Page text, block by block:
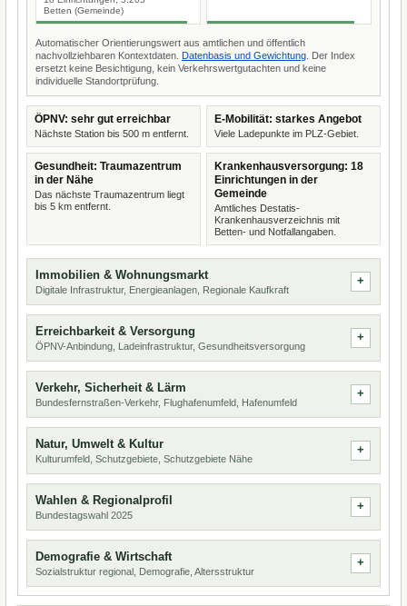
Betten (Gemeinde)
Automatischer Orientierungswert aus amtlichen und öffentlich
nachvollziehbaren Kontextdaten. Datenbasis und Gewichtung . Der Index
ersetzt keine Besichtigung, kein Verkehrswertgutachten und keine
individuelle Standortprüfung.
ÖPNV: sehr gut erreichbar
Nächste Station bis 500 m entfernt.
E-Mobilität: starkes Angebot
Viele Ladepunkte im PLZ-Gebiet.
Gesundheit: Traumazentrum
in der Nähe
Das nächste Traumazentrum liegt
bis 5 km entfernt.
Krankenhausversorgung: 18
Einrichtungen in der
Gemeinde
Amtliches Destatis-
Krankenhausverzeichnis mit
Betten- und Notfallangaben.
Immobilien & Wohnungsmarkt
Digitale Infrastruktur, Energieanlagen, Regionale Kaufkraft
Erreichbarkeit & Versorgung
ÖPNV-Anbindung, Ladeinfrastruktur, Gesundheitsversorgung
Verkehr, Sicherheit & Lärm
Bundesfernstraßen-Verkehr, Flughafenumfeld, Hafenumfeld
Natur, Umwelt & Kultur
Kulturumfeld, Schutzgebiete, Schutzgebiete Nähe
Wahlen & Regionalprofil
Bundestagswahl 2025
Demografie & Wirtschaft
Sozialstruktur regional, Demografie, Altersstruktur